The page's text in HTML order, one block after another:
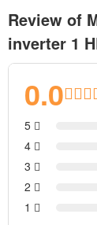
Review of
inverter 1
0.0
5
4
3
2
1